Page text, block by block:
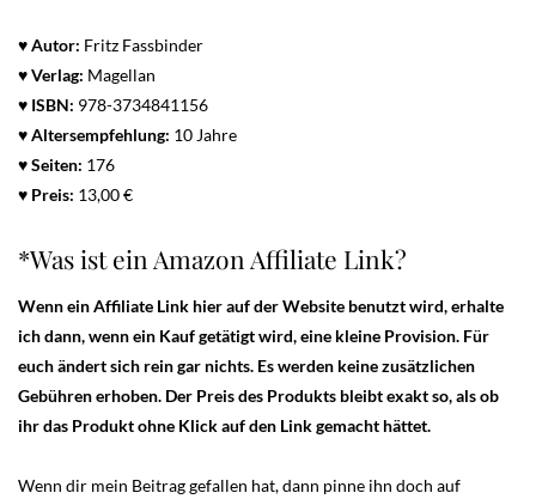
♥Autor: Fritz Fassbinder
♥Verlag: Magellan
♥ ISBN: 978-3734841156
♥Altersempfehlung: 10 Jahre
♥Seiten: 176
♥ Preis: 13,00 €
*Was ist ein Amazon Affiliate Link?
Wenn ein Affiliate Link hier auf der Website benutzt wird, erhalte
ich dann, wenn ein Kauf getätigt wird, eine kleine Provision. Für
euch ändert sich rein gar nichts. Es werden keine zusätzlichen
Gebühren erhoben. Der Preis des Produkts bleibt exakt so, als ob
ihr das Produkt ohne Klick auf den Link gemacht hättet.
Wenn dir mein Beitrag gefallen hat, dann pinne ihn doch auf